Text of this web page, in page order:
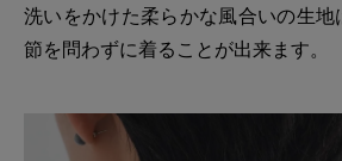
洗いをかけた柔らかな風合いの生
節を問わずに着ることが出来ます。